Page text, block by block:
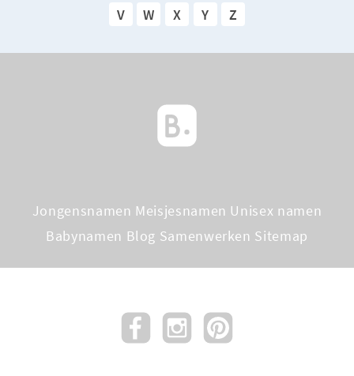
V
W X Y Z
Jongensnamen Meisjesnamen Unisex namen
Babynamen Blog Samenwerken Sitemap